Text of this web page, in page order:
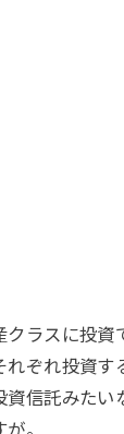
クラスに投資
れぞれ投資す
資信託みたい
。